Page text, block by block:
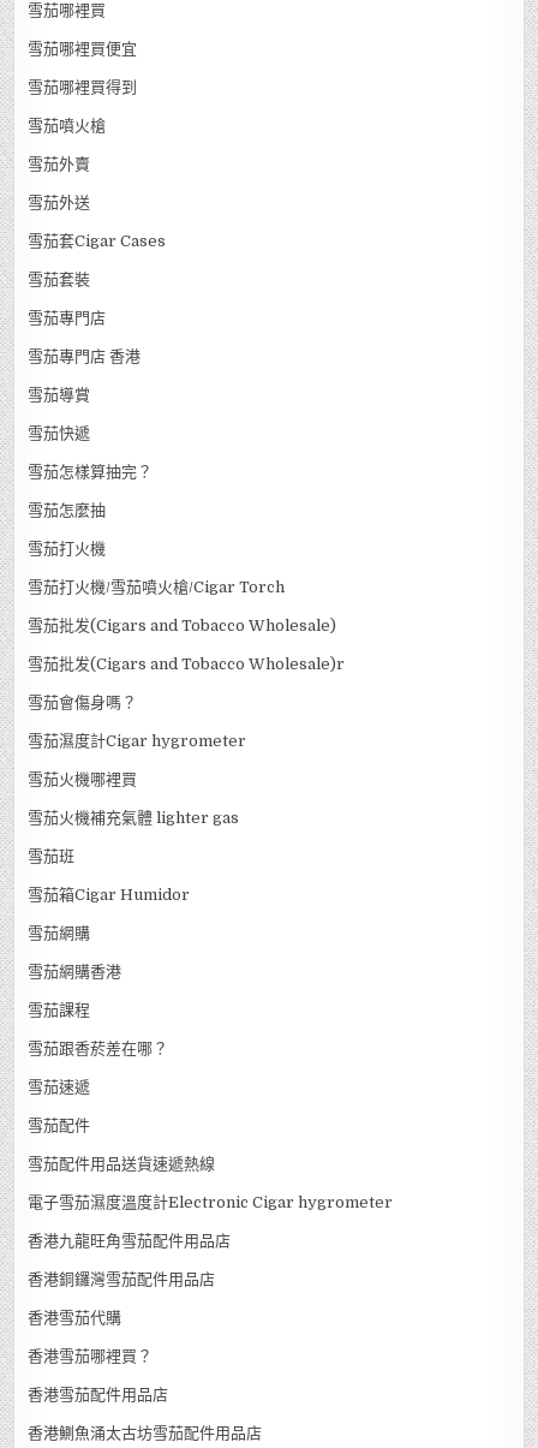
雪茄哪裡買
雪茄哪裡買便宜
雪茄哪裡買得到
雪茄噴火槍
雪茄外賣
雪茄外送
雪茄套Cigar Cases
雪茄套裝
雪茄專門店
雪茄專門店 香港
雪茄導賞
雪茄快遞
雪茄怎樣算抽完？
雪茄怎麼抽
雪茄打火機
雪茄打火機/雪茄噴火槍/Cigar Torch
雪茄批发(Cigars and Tobacco Wholesale)
雪茄批发(Cigars and Tobacco Wholesale)r
雪茄會傷身嗎？
雪茄濕度計Cigar hygrometer
雪茄火機哪裡買
雪茄火機補充氣體 lighter gas
雪茄班
雪茄箱Cigar Humidor
雪茄網購
雪茄網購香港
雪茄課程
雪茄跟香菸差在哪？
雪茄速遞
雪茄配件
雪茄配件用品送貨速遞熱線
電子雪茄濕度溫度計Electronic Cigar hygrometer
香港九龍旺角雪茄配件用品店
香港銅鑼灣雪茄配件用品店
香港雪茄代購
香港雪茄哪裡買？
香港雪茄配件用品店
香港鰂魚涌太古坊雪茄配件用品店